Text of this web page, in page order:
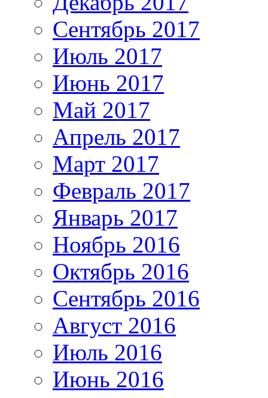
Сентябрь 2017
Июль 2017
Июнь 2017
Май 2017
Апрель 2017
Март 2017
Февраль 2017
Январь 2017
Ноябрь 2016
Октябрь 2016
Сентябрь 2016
Август 2016
Июль 2016
Июнь 2016